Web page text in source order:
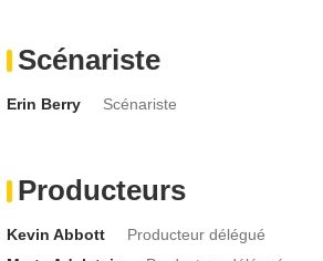
Scénariste
Erin Berry Scénariste
Producteurs
Kevin Abbott
Producteur délégué